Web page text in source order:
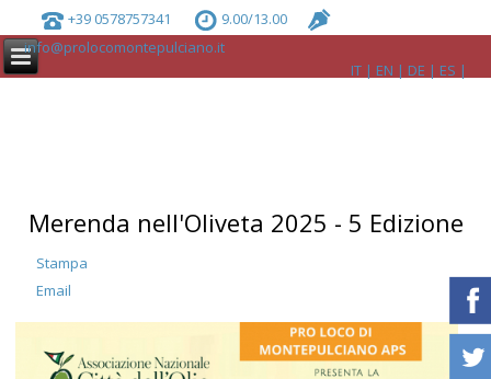
+39 0578757341
9.00/13.00
info@prolocomontepulciano.it
IT
EN DE ES
Merenda nell'Oliveta 2025 - 5 Edizione
Stampa
Email